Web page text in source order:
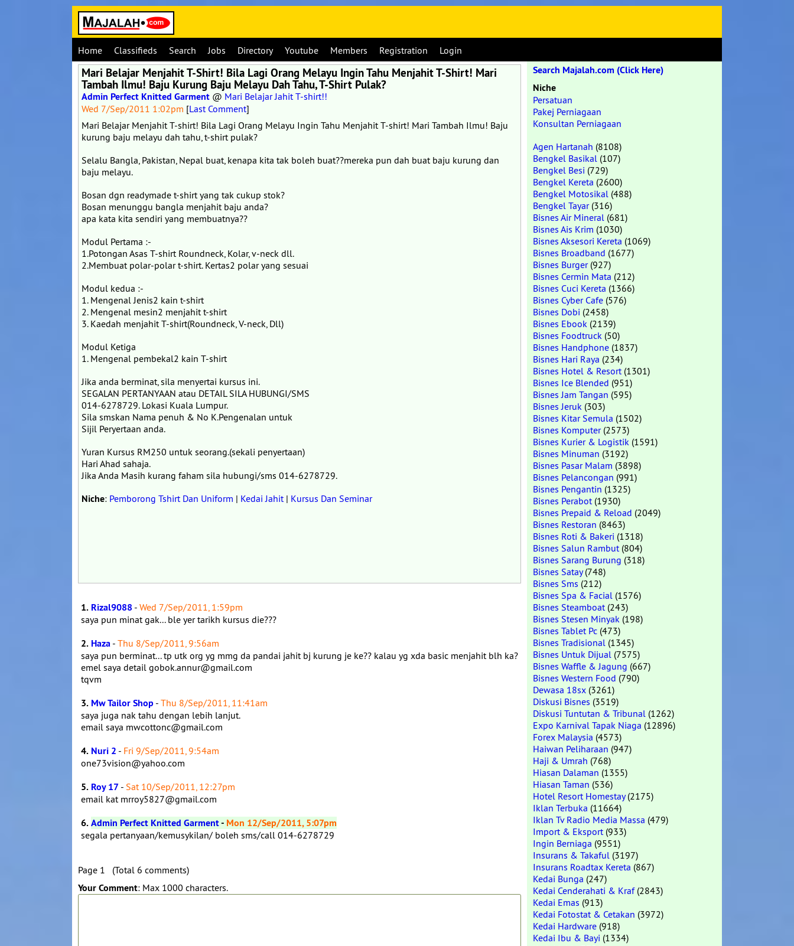
Home Classifieds Search Jobs Directory Youtube Members Registration Login
Mari Belajar Menjahit T-Shirt! Bila Lagi Orang Melayu Ingin Tahu Menjahit T-Shirt! Mari
Tambah Ilmu! Baju Kurung Baju Melayu Dah Tahu, T-Shirt Pulak?
Admin Perfect Knitted Garment @ Mari Belajar Jahit T-shirt!!
Wed 7/Sep/2011 1:02pm [Last Comment]
Mari Belajar Menjahit T-shirt! Bila Lagi Orang Melayu Ingin Tahu Menjahit T-shirt! Mari Tambah Ilmu! Baju
kurung baju melayu dah tahu, t-shirt pulak?
Selalu Bangla, Pakistan, Nepal buat, kenapa kita tak boleh buat??mereka pun dah buat baju kurung dan
baju melayu.
Bosan dgn readymade t-shirt yang tak cukup stok?
Bosan menunggu bangla menjahit baju anda?
apa kata kita sendiri yang membuatnya??
Modul Pertama :-
1.Potongan Asas T-shirt Roundneck, Kolar, v-neck dll.
2.Membuat polar-polar t-shirt. Kertas2 polar yang sesuai
Modul kedua :-
1. Mengenal Jenis2 kain t-shirt
2. Mengenal mesin2 menjahit t-shirt
3. Kaedah menjahit T-shirt(Roundneck, V-neck, Dll)
Modul Ketiga
1. Mengenal pembekal2 kain T-shirt
Jika anda berminat, sila menyertai kursus ini.
SEGALAN PERTANYAAN atau DETAIL SILA HUBUNGI/SMS
014-6278729. Lokasi Kuala Lumpur.
Sila smskan Nama penuh & No K.Pengenalan untuk
Sijil Peryertaan anda.
Yuran Kursus RM250 untuk seorang.(sekali penyertaan)
Hari Ahad sahaja.
Jika Anda Masih kurang faham sila hubungi/sms 014-6278729.
Niche: Pemborong Tshirt Dan Uniform | Kedai Jahit| Kursus Dan Seminar
1. Rizal9088 - Wed 7/Sep/2011, 1:59pm
saya pun minat gak... ble yer tarikh kursus die???
2. Haza - Thu 8/Sep/2011, 9:56am
saya pun berminat... tp utk org yg mmg da pandai jahit bj kurung je ke?? kalau yg xda basic menjahit blh ka?
emel saya detail gobok.annur@gmail.com
tqvm
3. Mw Tailor Shop - Thu 8/Sep/2011, 11:41am
saya juga nak tahu dengan lebih lanjut.
email saya mwcottonc@gmail.com
4. Nuri 2 - Fri 9/Sep/2011, 9:54am
one73vision@yahoo.com
5. Roy 17 - Sat 10/Sep/2011, 12:27pm
email kat mrroy5827@gmail.com
6.Admin Perfect Knitted Garment- Mon 12/Sep/2011, 5:07pm
segala pertanyaan/kemusykilan/ boleh sms/call 014-6278729
Page 1 (Total 6 comments)
Your Comment: Max 1000 characters.
Search Majalah.com (Click Here)
Niche
Persatuan
Pakej Perniagaan
Konsultan Perniagaan
Agen Hartanah (8108)
Bengkel Basikal (107)
Bengkel Besi (729)
Bengkel Kereta (2600)
Bengkel Motosikal (488)
Bengkel Tayar(316)
Bisnes Air Mineral (681)
Bisnes Ais Krim (1030)
Bisnes Aksesori Kereta (1069)
Bisnes Broadband (1677)
Bisnes Burger(927)
Bisnes Cermin Mata (212)
Bisnes Cuci Kereta (1366)
Bisnes Cyber Cafe (576)
Bisnes Dobi (2458)
Bisnes Ebook (2139)
Bisnes Foodtruck (50)
Bisnes Handphone (1837)
Bisnes Hari Raya (234)
Bisnes Hotel & Resort(1301)
Bisnes Ice Blended (951)
Bisnes Jam Tangan (595)
Bisnes Jeruk (303)
Bisnes Kitar Semula (1502)
Bisnes Komputer(2573)
Bisnes Kurier & Logistik (1591)
Bisnes Minuman (3192)
Bisnes Pasar Malam (3898)
Bisnes Pelancongan (991)
Bisnes Pengantin (1325)
Bisnes Perabot(1930)
Bisnes Prepaid & Reload (2049)
Bisnes Restoran (8463)
Bisnes Roti & Bakeri (1318)
Bisnes Salun Rambut(804)
Bisnes Sarang Burung (318)
Bisnes Satay(748)
Bisnes Sms (212)
Bisnes Spa & Facial (1576)
Bisnes Steamboat(243)
Bisnes Stesen Minyak (198)
Bisnes Tablet Pc (473)
Bisnes Tradisional (1345)
Bisnes Untuk Dijual (7575)
Bisnes Waffle & Jagung (667)
Bisnes Western Food (790)
Dewasa 18sx (3261)
Diskusi Bisnes (3519)
Diskusi Tuntutan & Tribunal (1262)
Expo Karnival Tapak Niaga (12896)
Forex Malaysia (4573)
Haiwan Peliharaan (947)
Haji & Umrah (768)
Hiasan Dalaman (1355)
Hiasan Taman (536)
Hotel Resort Homestay(2175)
Iklan Terbuka (11664)
Iklan Tv Radio Media Massa (479)
Import & Eksport(933)
Ingin Berniaga (9551)
Insurans & Takaful (3197)
Insurans Roadtax Kereta (867)
Kedai Bunga (247)
Kedai Cenderahati & Kraf(2843)
Kedai Emas (913)
Kedai Fotostat & Cetakan (3972)
Kedai Hardware (918)
Kedai Ibu & Bayi (1334)